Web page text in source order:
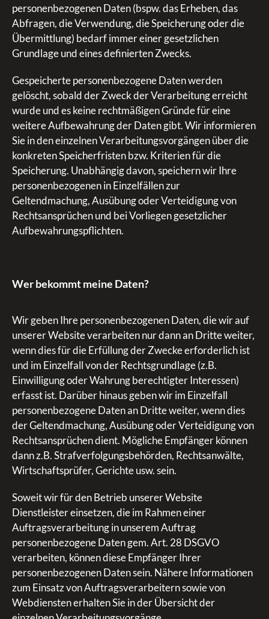
personenbezogenen Daten (bspw. das Erheben, das
Abfragen, die Verwendung, die Speicherung oder die
Übermittlung) bedarf immer einer gesetzlichen
Grundlage und eines definierten Zwecks.
Gespeicherte personenbezogene Daten werden
gelöscht, sobald der Zweck der Verarbeitung erreicht
wurde und es keine rechtmäßigen Gründe für eine
weitere Aufbewahrung der Daten gibt. Wir informieren
Sie in den einzelnen Verarbeitungsvorgängen über die
konkreten Speicherfristen bzw. Kriterien für die
Speicherung. Unabhängig davon, speichern wir Ihre
personenbezogenen in Einzelfällen zur
Geltendmachung, Ausübung oder Verteidigung von
Rechtsansprüchen und bei Vorliegen gesetzlicher
Aufbewahrungspflichten.
Wer bekommt meine Daten?
Wir geben Ihre personenbezogenen Daten, die wir auf
unserer Website verarbeiten nur dann an Dritte weiter,
wenn dies für die Erfüllung der Zwecke erforderlich ist
und im Einzelfall von der Rechtsgrundlage (z.B.
Einwilligung oder Wahrung berechtigter Interessen)
erfasst ist. Darüber hinaus geben wir im Einzelfall
personenbezogene Daten an Dritte weiter, wenn dies
der Geltendmachung, Ausübung oder Verteidigung von
Rechtsansprüchen dient. Mögliche Empfänger können
dann z.B. Strafverfolgungsbehörden, Rechtsanwälte,
Wirtschaftsprüfer, Gerichte usw. sein.
Soweit wir für den Betrieb unserer Website
Dienstleister einsetzen, die im Rahmen einer
Auftragsverarbeitung in unserem Auftrag
personenbezogene Daten gem. Art. 28 DSGVO
verarbeiten, können diese Empfänger Ihrer
personenbezogenen Daten sein. Nähere Informationen
zum Einsatz von Auftragsverarbeitern sowie von
Webdiensten erhalten Sie in der Übersicht der